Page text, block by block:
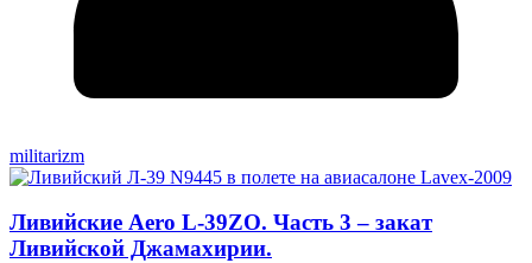
militarizm
Ливийские Aero L-39ZO. Часть 3 – закат
Ливийской Джамахирии.